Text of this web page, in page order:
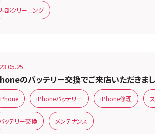
部クリーニング
のバッテリー交換でご来店いただきまし
iPhoneバッテリー iPhone修理
ッテリー交換 メンテナンス